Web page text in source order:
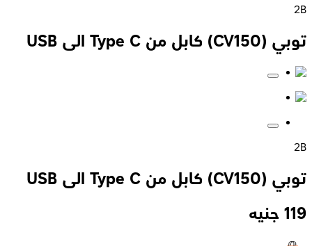
2B
توبي (CV150) كابل من Type C الى USB
2B
توبي (CV150) كابل من Type C الى USB
119 جنيه